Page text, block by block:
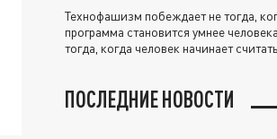
Технофашизм побеждает не тогда,
программа становится умнее
тогда, когда человек начинает
ПОСЛЕДНИЕ НОВОСТИ